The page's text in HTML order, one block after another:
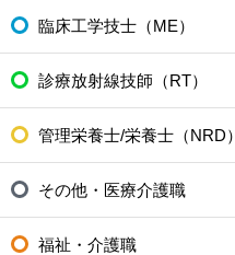
臨床工学技士（ME）
診療放射線技師（RT）
管理栄養士/栄養士（NRD）
その他・医療介護職
福祉・介護職